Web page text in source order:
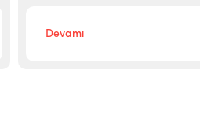
Devamı